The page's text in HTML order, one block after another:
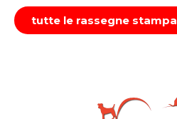
tutte le rassegne stampa